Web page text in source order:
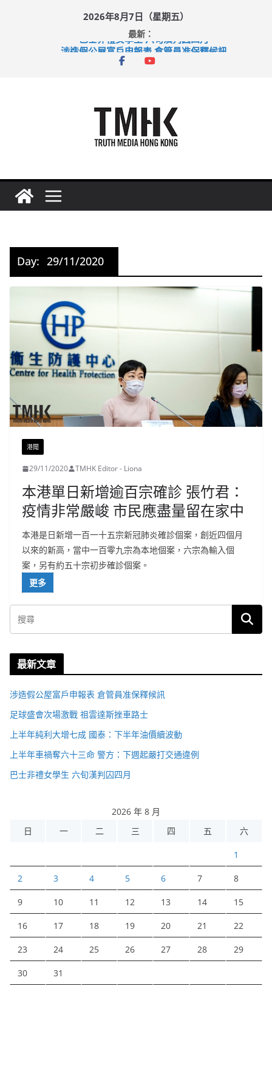
2026年8月7日（星期五）
最新：
巴士非禮女學生 六旬漢判囚四月
涉造假公屋富戶申報表 倉管員准保釋候訊
足球盛會次場激戰 祖雲達斯挫車路士
Day: 29/11/2020
港聞
29/11/2020 TMHK Editor - Liona
本港單日新增逾百宗確診 張竹君：
疫情非常嚴峻 市民應盡量留在家中
本港是日新增一百一十五宗新冠肺炎確診個案，創近四個月
以來的新高，當中一百零九宗為本地個案，六宗為輸入個
案，另有約五十宗初步確診個案。
更多
最新文章
涉造假公屋富戶申報表 倉管員准保釋候訊
足球盛會次場激戰 祖雲達斯挫車路士
上半年純利大增七成 國泰：下半年油價續波動
上半年車禍奪六十三命 警方：下週起嚴打交通違例
巴士非禮女學生 六旬漢判囚四月
2026 年 8 月
日
一 二 三 四 五 六
1
2 3 4 5 6 7 8
9 10 11 12 13 14 15
16 17 18 19 20 21 22
23 24 25 26 27 28 29
30 31